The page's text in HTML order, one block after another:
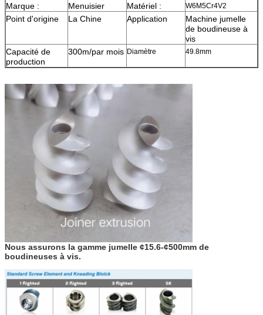
Marque : Menuisier Matériel : W6M5Cr4V2
Point d'origine La Chine Application
Machine jumelle
de boudineuse à
vis
Capacité de
production
300m/par mois Diamètre 49.8mm
Nous assurons la gamme jumelle ¢15.6-¢500mm de
boudineuses à vis.